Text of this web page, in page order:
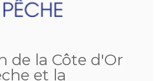
de la Côte d'Or
et la